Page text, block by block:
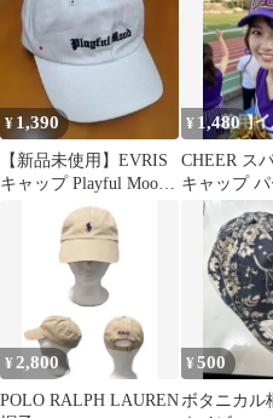
¥1,390
【新品未使用】EVRIS
キャップ Playful Mood
刺繍 ホワイトフリー
¥ 1,480
CHEER ス
キャップ
まわり56
¥ 2,800
POLO RALPH LAUREN
¥500
ボタニカル